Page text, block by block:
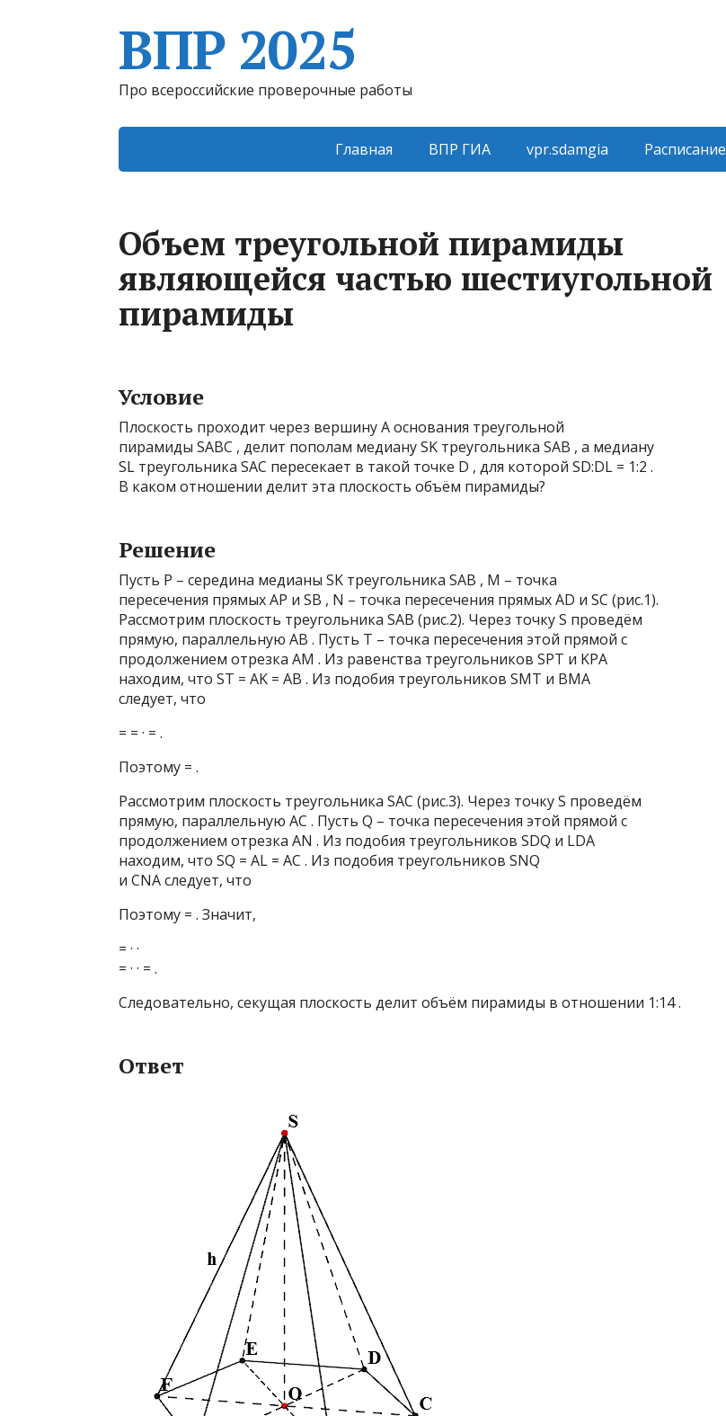
ВПР 2025
Про всероссийские проверочные работы
Главная ВПР ГИА vpr.sdamgia Расписание
Объем треугольной пирамиды
являющейся частью шестиугольной
пирамиды
Условие
Плоскость проходит через вершину A основания треугольной
пирамиды SABC , делит пополам медиану SK треугольника SAB , а медиану
SL треугольника SAC пересекает в такой точке D , для которой SD:DL = 1:2 .
В каком отношении делит эта плоскость объём пирамиды?
Решение
Пусть P – середина медианы SK треугольника SAB , M – точка
пересечения прямых AP и SB , N – точка пересечения прямых AD и SC (рис.1).
Рассмотрим плоскость треугольника SAB (рис.2). Через точку S проведём
прямую, параллельную AB . Пусть T – точка пересечения этой прямой с
продолжением отрезка AM . Из равенства треугольников SPT и KPA
находим, что ST = AK = AB . Из подобия треугольников SMT и BMA
следует, что
= = · = .
Поэтому = .
Рассмотрим плоскость треугольника SAC (рис.3). Через точку S проведём
прямую, параллельную AC . Пусть Q – точка пересечения этой прямой с
продолжением отрезка AN . Из подобия треугольников SDQ и LDA
находим, что SQ = AL = AC . Из подобия треугольников SNQ
и CNA следует, что
Поэтому = . Значит,
= · ·
= · · = .
Следовательно, секущая плоскость делит объём пирамиды в отношении 1:14 .
Ответ